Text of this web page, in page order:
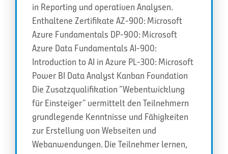
in Reporting und operativen Analysen.
Enthaltene Zertifikate AZ-900: Microsoft
Azure Fundamentals DP-900: Microsoft
Azure Data Fundamentals AI-900:
Introduction to AI in Azure PL-300: Microsoft
Power BI Data Analyst Kanban Foundation
Die Zusatzqualifikation “Webentwicklung
für Einsteiger” vermittelt den Teilnehmern
grundlegende Kenntnisse und Fähigkeiten
zur Erstellung von Webseiten und
Webanwendungen. Die Teilnehmer lernen,